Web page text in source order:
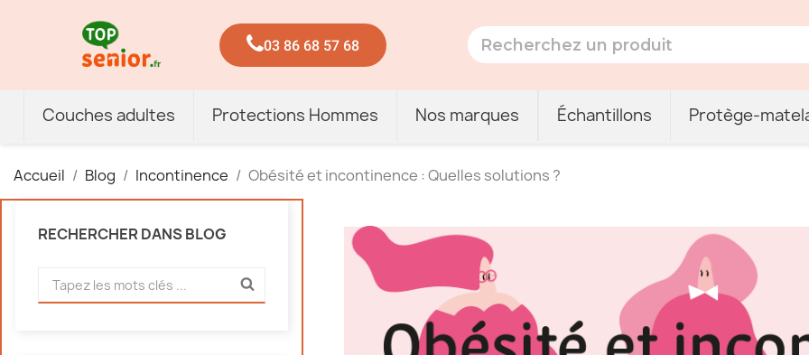
03 86 68 57 68
Couches adultes Protections Hommes Nos marques Échantillons Protège-
Accueil Blog Incontinence Obésité et incontinence : Quelles solutions ?
RECHERCHER DANS BLOG